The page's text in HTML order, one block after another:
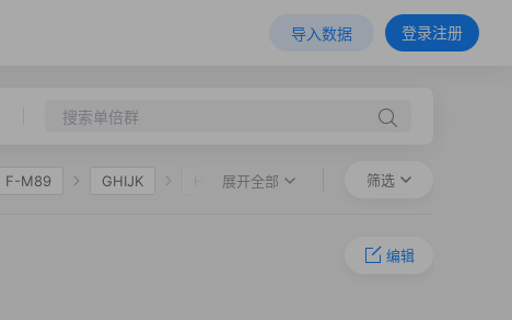
导入数据 登录注册
F-M89 GHIJK HIJK展开全部 筛选
编辑